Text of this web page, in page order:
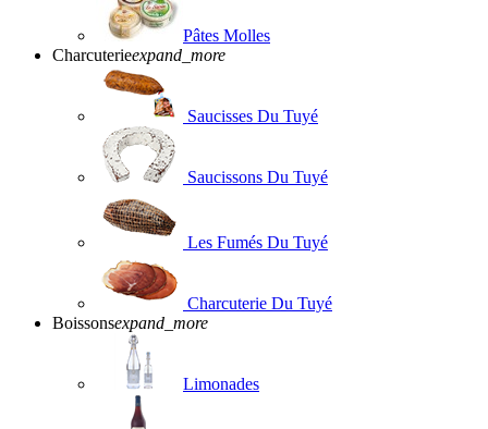
Pâtes Molles
Charcuterieexpand_more
Saucisses Du Tuyé
Saucissons Du Tuyé
Les Fumés Du Tuyé
Charcuterie Du Tuyé
Boissonsexpand_more
Limonades